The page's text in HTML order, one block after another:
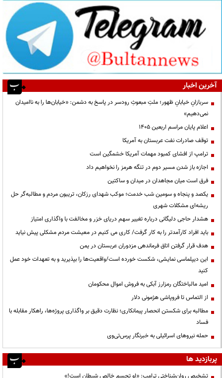
آخرین اخبار
سربازانِ خیابانِ ظهور؛ ملتِ مبعوثِ رودسر در پاسخ به دشمن: «خیابان‌ها را به ناامیدان
نمی‌دهیم»
اعلام پایان مراسم اربعین ۱۴۰۵
توقف صادرات نفت عربستان به آمریکا
ترامپ از افشای کمبود مهمات آمریکا خشمگین است
اجازه باز شدن مسیر دوم در تنگه هرمز را نخواهیم داد
فرق است میان مجاهدان در میدان و ساکتین
یکصد و پنجاه و سومین شب خدمت؛ موکب شهدای رزکان، تریبون مردم و مطالبه‌گر حل
ریشه‌ای مشکلات شهری
هشدار حاجی دلیگانی درباره تغییر سهم دریای خزر و مخالفت با واگذاری امتیاز
باید افراد کارآمدتر را به کار گرفت/ کاری می کنیم در معیشت مردم مشکلی پیش نیاید
هدف قرار گرفتن اتاق‌ فرماندهی مزدوران عربستان در یمن
این دیپلماسی نمایشی، شکست خورده است/واقعیت‌ها را بپذیرید و به تعهدات خود عمل
کنید
امید مالباختگان رمزارز آبکی به فروش اموال محکومان
از التماس تا فروپاشی هژمونی دلار
مطالبه برای شکستن انحصار پیمانکاری؛ نظارت دقیق بر واگذاری پروژه‌ها، راهکار مقابله با
فساد
حمله نیروهای اسرائیلی به خبرنگار پرس‌تی‌وی
پربازدید ها
تشخیص روان‌شناختی ترامپ: «او تجسم خالص شیطان است!»